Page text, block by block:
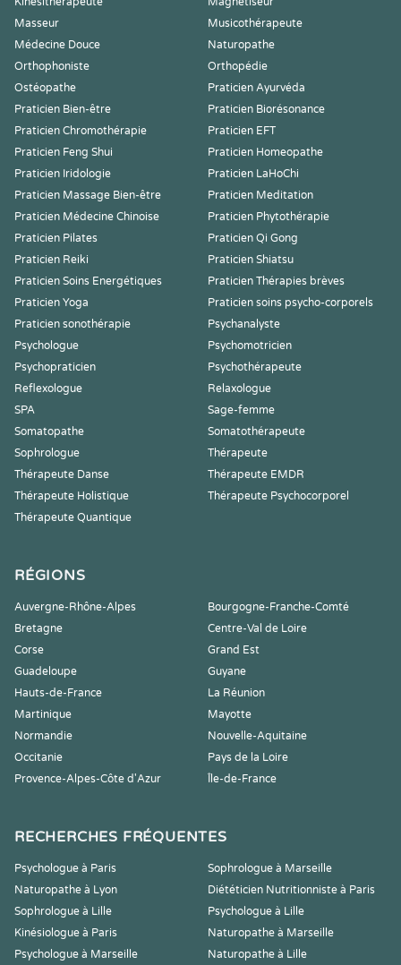
Masseur
Musicothérapeute
Médecine Douce
Naturopathe
Orthophoniste
Orthopédie
Ostéopathe
Praticien Ayurvéda
Praticien Bien-être
Praticien Biorésonance
Praticien Chromothérapie
Praticien EFT
Praticien Feng Shui
Praticien Homeopathe
Praticien Iridologie
Praticien LaHoChi
Praticien Massage Bien-être
Praticien Meditation
Praticien Médecine Chinoise
Praticien Phytothérapie
Praticien Pilates
Praticien Qi Gong
Praticien Reiki
Praticien Shiatsu
Praticien Soins Energétiques
Praticien Thérapies brèves
Praticien Yoga
Praticien soins psycho-corporels
Praticien sonothérapie
Psychanalyste
Psychologue
Psychomotricien
Psychopraticien
Psychothérapeute
Reflexologue
Relaxologue
SPA
Sage-femme
Somatopathe
Somatothérapeute
Sophrologue
Thérapeute
Thérapeute Danse
Thérapeute EMDR
Thérapeute Holistique
Thérapeute Psychocorporel
Thérapeute Quantique
RÉGIONS
Auvergne-Rhône-Alpes
Bourgogne-Franche-Comté
Bretagne
Centre-Val de Loire
Corse
Grand Est
Guadeloupe
Guyane
Hauts-de-France
La Réunion
Martinique
Mayotte
Normandie
Nouvelle-Aquitaine
Occitanie
Pays de la Loire
Provence-Alpes-Côte d'Azur
Île-de-France
RECHERCHES FRÉQUENTES
Psychologue à Paris
Sophrologue à Marseille
Naturopathe à Lyon
Diététicien Nutritionniste à Paris
Sophrologue à Lille
Psychologue à Lille
Kinésiologue à Paris
Naturopathe à Marseille
Psychologue à Marseille
Naturopathe à Lille